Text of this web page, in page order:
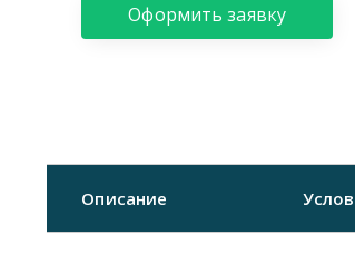
Оформить заявку
Описание